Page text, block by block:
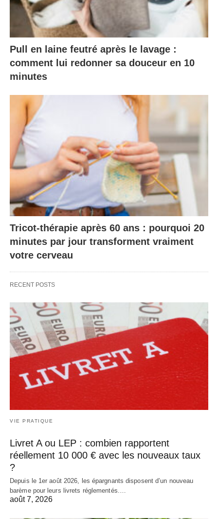
Pull en laine feutré après le lavage :
comment lui redonner sa douceur en 10
minutes
Tricot-thérapie après 60 ans : pourquoi 20
minutes par jour transforment vraiment
votre cerveau
RECENT POSTS
VIE PRATIQUE
Livret A ou LEP : combien rapportent
réellement 10 000 € avec les nouveaux taux
?
Depuis le 1er août 2026, les épargnants disposent d’un nouveau
barème pour leurs livrets réglementés.…
août 7, 2026